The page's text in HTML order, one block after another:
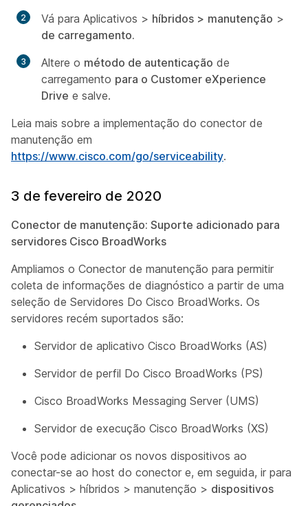
Vá para Aplicativos > híbridos > manutenção >
de carregamento.
Altere o método de autenticação de
carregamento para o Customer eXperience
Drive e salve.
Leia mais sobre a implementação do conector de
manutenção em
https://www.cisco.com/go/serviceability.
3 de fevereiro de 2020
Conector de manutenção: Suporte adicionado para
servidores Cisco BroadWorks
Ampliamos o Conector de manutenção para permitir
coleta de informações de diagnóstico a partir de uma
seleção de Servidores Do Cisco BroadWorks. Os
servidores recém suportados são:
Servidor de aplicativo Cisco BroadWorks (AS)
Servidor de perfil Do Cisco BroadWorks (PS)
Cisco BroadWorks Messaging Server (UMS)
Servidor de execução Cisco BroadWorks (XS)
Você pode adicionar os novos dispositivos ao
conectar-se ao host do conector e, em seguida, ir para
Aplicativos > híbridos > manutenção > dispositivos